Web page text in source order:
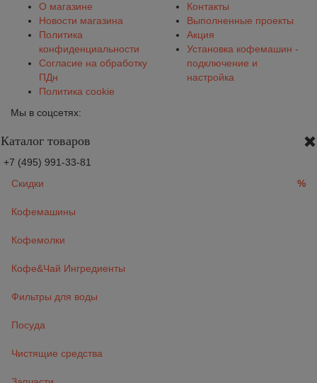
О магазине
Новости магазина
Политика
конфиденциальности
Согласие на обработку
ПДн
Политика cookie
Контакты
Выполненные проекты
Акция
Установка кофемашин -
подключение и
настройка
Мы в соцсетях:
Каталог товаров
+7 (495) 991-33-81
Скидки
%
Кофемашины
Кофемолки
Кофе&Чай Ингредиенты
Фильтры для воды
Посуда
Чистящие средства